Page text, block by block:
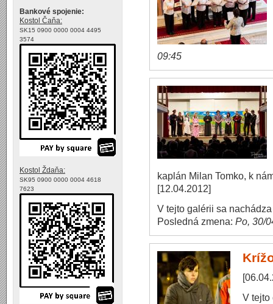
09:45
kaplán Milan Tomko, k
[12.04.2012]
V tejto galérii sa
Posledná zmena: Po, 30/
V tejto
Bankové spojenie:
Kostol Čaňa:
SK15 0900 0000 0004 4495
3574
Kostol Ždaňa:
SK95 0900 0000 0004 4618
7623